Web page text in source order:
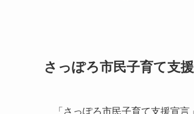
さっぽろ市民子育て支
「さっぽろ市民子育て支援宣